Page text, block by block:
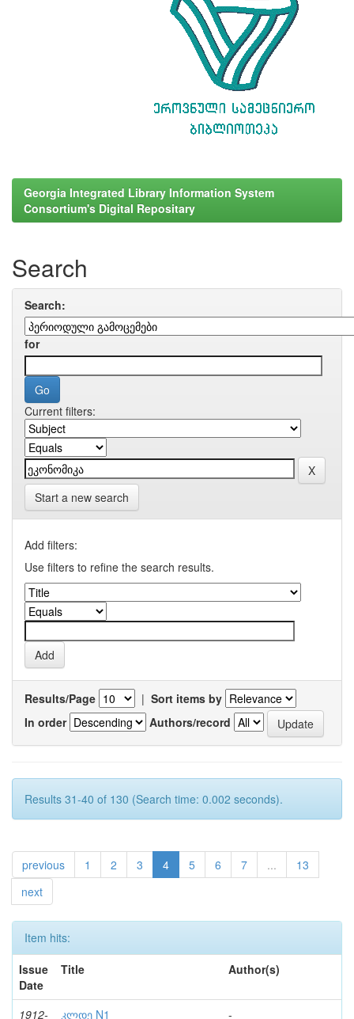
Georgia Integrated Library Information System
Consortium's Digital Repositary
Search
Search:
for
Current filters:
Start a new search
Add filters:
Use filters to refine the search results.
Results/Page | Sort items by
In order
Authors/record
Results 31-40 of 130 (Search time: 0.002 seconds).
previous 1 2 3 4 5 6 7 ...
13
next
Item hits:
Issue
Date
Title Author(s)
1912-
კლდე N1 -